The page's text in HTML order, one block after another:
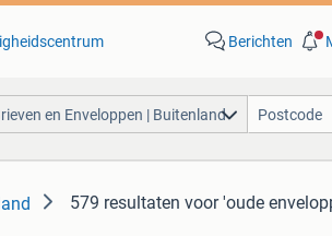
Berichten
en Enveloppen | Buitenland
579 resultaten voor 'oude